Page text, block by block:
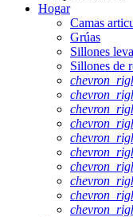
Hogar
Camas
Grúas
Sillones
Sillones de